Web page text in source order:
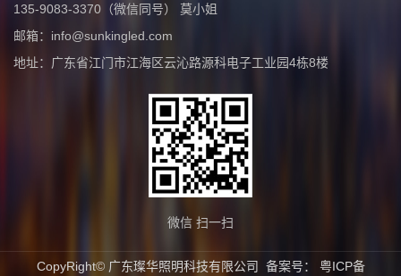
135-9083-3370（微信同号） 莫小姐
邮箱：info@sunkingled.com
地址：广东省江门市江海区云沁路源科电子工业园4栋8楼
微信 扫一扫
CopyRight© 广东璨华照明科技有限公司 备案号： 粤ICP备